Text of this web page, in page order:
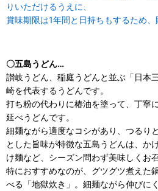
りいただけるうえに、
賞味期限は1年間と日持ちもするため、
〇五島うどん…
讃岐うどん、稲庭うどんと並ぶ「日本
崎を代表するうどんです。
打ち粉の代わりに椿油を塗って、丁寧
延べうどんです。
細麺ながら適度なコシがあり、つるり
とした旨味が特徴な五島うどんは、か
け麺など、シーズン問わず美味しくお
特におすすめなのが、グツグツ煮えた
べる「地獄炊き」。細麺ながら伸びに